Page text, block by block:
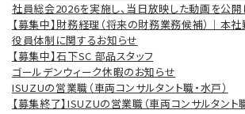
社員総会2026を実施し、当日放映した動画を公開
【募集中】財務経理（将来の財務業務候補）｜本
役員体制に関するお知らせ
【募集中】石下SC 部品スタッフ
ゴールデンウィーク休暇のお知らせ
ISUZUの営業職（車両コンサルタント職・水戸）
【募集終了】ISUZUの営業職（車両コンサルタント